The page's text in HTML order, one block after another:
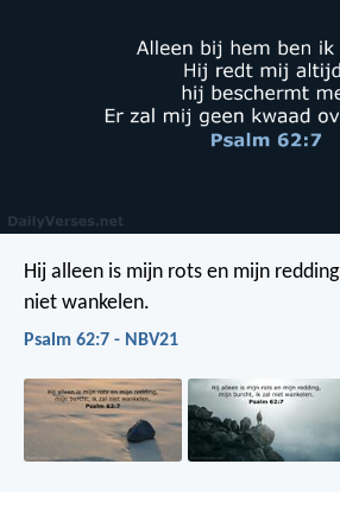
Hij alleen is mijn rots en mijn
niet wankelen.
Psalm 62:7 - NBV21